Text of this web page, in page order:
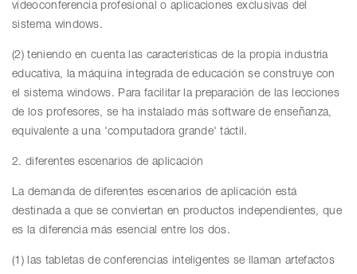
videoconferencia profesional o aplicaciones exclusivas del
sistema windows.
(2) teniendo en cuenta las características de la propia industria
educativa, la máquina integrada de educación se construye con
el sistema windows. Para facilitar la preparación de las lecciones
de los profesores, se ha instalado más software de enseñanza,
equivalente a una 'computadora grande' táctil.
2. diferentes escenarios de aplicación
La demanda de diferentes escenarios de aplicación está
destinada a que se conviertan en productos independientes, que
es la diferencia más esencial entre los dos.
(1) las tabletas de conferencias inteligentes se llaman artefactos